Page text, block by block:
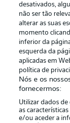
Gerir
Marca
Jogadores
desativados,
não ser tão
alterar as suas
momento
inferior da
esquerda da
aplicadas em
política de
Nós e os
fornecermos:
Utilizar dados
as
e/ou aceder a